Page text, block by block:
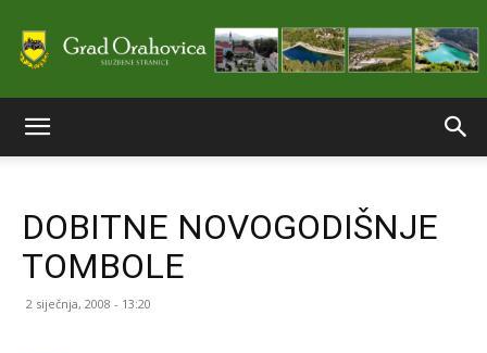
stranice
DOBITNE NOVOGODIŠNJE
TOMBOLE
2 siječnja, 2008 - 13:20